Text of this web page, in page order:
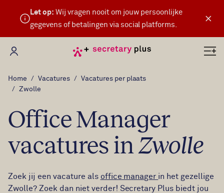
×
Let op: Wij vragen nooit om jouw persoonlijke
gegevens of betalingen via social platforms.
Mijn Secretary Plus
Home Vacatures
Vacatures per plaats
Zwolle
Office Manager
vacatures inZwolle
Zoek jij een vacature als office manager in het gezellige
Zwolle? Zoek dan niet verder! Secretary Plus biedt jou